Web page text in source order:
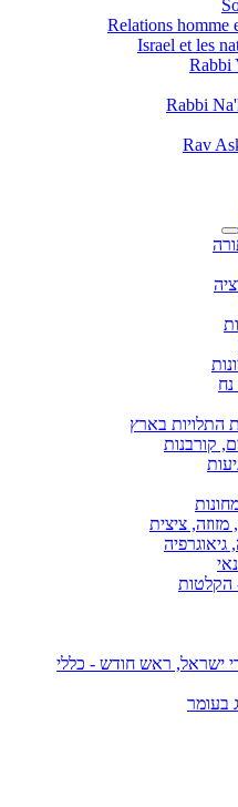
Relations homme
Israel et les
Rabbi
Rabbi
נח
התלויות בארץ
קורבנות
ציצית
הקלטות
ישראל, ראש חודש - כללי
בעומר